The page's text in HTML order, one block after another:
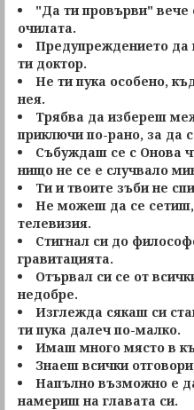
"Да ти провърви" вече
очилата.
Предупреждението да
ти доктор.
Не ти пука особено,
нея.
Трябва да избереш
приключи по-рано, за да
Събуждаш се с Онова
нищо не се е случвало
Ти и твоите зъби не
Не можеш да се сетиш,
телевизия.
Стигнал си до
гравитацията.
Отървал си се от
недобре.
Изглежда сякаш си
ти пука далеч по-малко.
Имаш много място в
Знаеш всички
Напълно възможно е
намериш на главата си.